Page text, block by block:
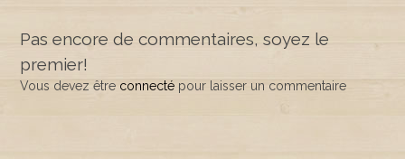
Pas encore de commentaires, soyez le
premier!
Vous devez être connecté pour laisser un commentaire